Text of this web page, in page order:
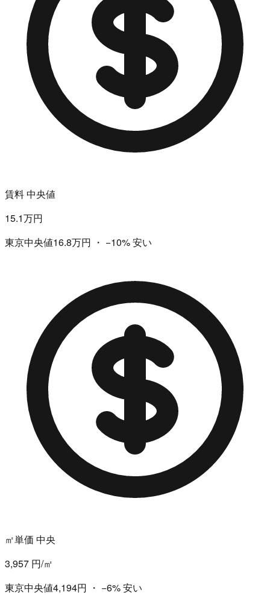
賃料 中央値
15.1万円
東京中央値16.8万円 ・ −10%安い
㎡単価 中央
3,957 円/㎡
東京中央値4,194円 ・ −6%安い